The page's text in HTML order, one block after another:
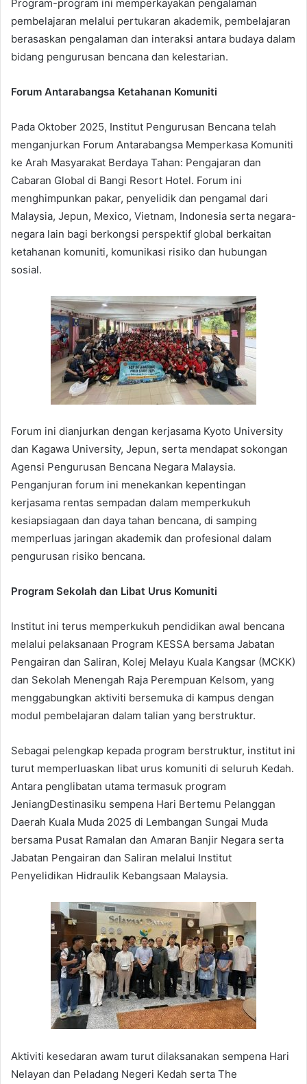
Program-program ini memperkayakan pengalaman
pembelajaran melalui pertukaran akademik, pembelajaran
berasaskan pengalaman dan interaksi antara budaya dalam
bidang pengurusan bencana dan kelestarian.
Forum Antarabangsa Ketahanan Komuniti
Pada Oktober 2025, Institut Pengurusan Bencana telah
menganjurkan Forum Antarabangsa Memperkasa Komuniti
ke Arah Masyarakat Berdaya Tahan: Pengajaran dan
Cabaran Global di Bangi Resort Hotel. Forum ini
menghimpunkan pakar, penyelidik dan pengamal dari
Malaysia, Jepun, Mexico, Vietnam, Indonesia serta negara-
negara lain bagi berkongsi perspektif global berkaitan
ketahanan komuniti, komunikasi risiko dan hubungan
sosial.
Forum ini dianjurkan dengan kerjasama Kyoto University
dan Kagawa University, Jepun, serta mendapat sokongan
Agensi Pengurusan Bencana Negara Malaysia.
Penganjuran forum ini menekankan kepentingan
kerjasama rentas sempadan dalam memperkukuh
kesiapsiagaan dan daya tahan bencana, di samping
memperluas jaringan akademik dan profesional dalam
pengurusan risiko bencana.
Program Sekolah dan Libat Urus Komuniti
Institut ini terus memperkukuh pendidikan awal bencana
melalui pelaksanaan Program KESSA bersama Jabatan
Pengairan dan Saliran, Kolej Melayu Kuala Kangsar (MCKK)
dan Sekolah Menengah Raja Perempuan Kelsom, yang
menggabungkan aktiviti bersemuka di kampus dengan
modul pembelajaran dalam talian yang berstruktur.
Sebagai pelengkap kepada program berstruktur, institut ini
turut memperluaskan libat urus komuniti di seluruh Kedah.
Antara penglibatan utama termasuk program
JeniangDestinasiku sempena Hari Bertemu Pelanggan
Daerah Kuala Muda 2025 di Lembangan Sungai Muda
bersama Pusat Ramalan dan Amaran Banjir Negara serta
Jabatan Pengairan dan Saliran melalui Institut
Penyelidikan Hidraulik Kebangsaan Malaysia.
Aktiviti kesedaran awam turut dilaksanakan sempena Hari
Nelayan dan Peladang Negeri Kedah serta The